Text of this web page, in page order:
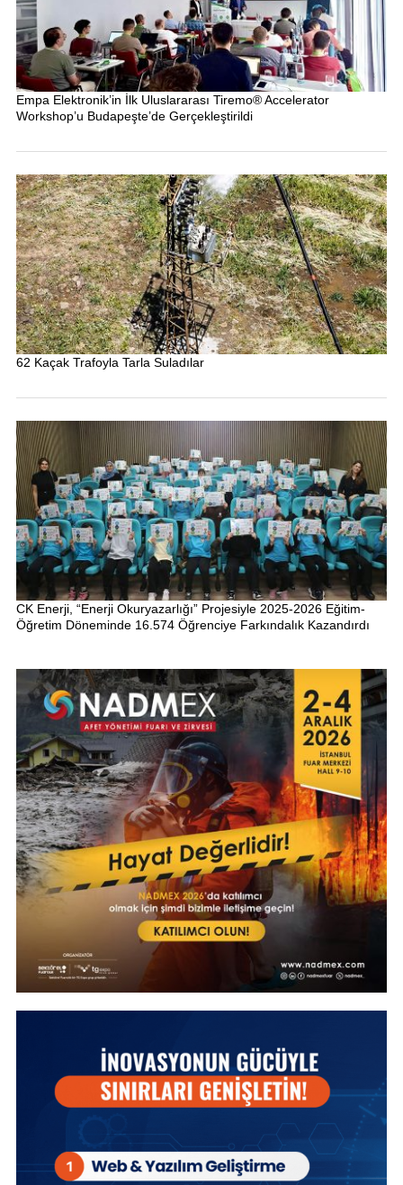
Empa Elektronik’in İlk Uluslararası Tiremo® Accelerator
Workshop’u Budapeşte’de Gerçekleştirildi
62 Kaçak Trafoyla Tarla Suladılar
CK Enerji, “Enerji Okuryazarlığı” Projesiyle 2025-2026 Eğitim-
Öğretim Döneminde 16.574 Öğrenciye Farkındalık Kazandırdı